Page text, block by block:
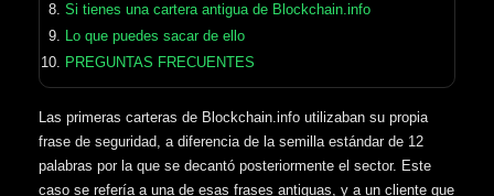
Si tienes una cartera antigua de Blockchain.info
Lo que puedes sacar de ello
PREGUNTAS FRECUENTES
Las primeras carteras de Blockchain.info utilizaban su propia
frase de seguridad, a diferencia de la semilla estándar de 12
palabras por la que se decantó posteriormente el sector. Este
caso se refería a una de esas frases antiguas, y a un cliente que